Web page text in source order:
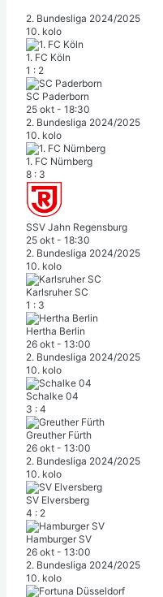
2. Bundesliga 2024/2025
10. kolo
1. FC Köln
1 : 2
SC Paderborn
25 okt - 18:30
2. Bundesliga 2024/2025
10. kolo
1. FC Nürnberg
8 : 3
SSV Jahn Regensburg
25 okt - 18:30
2. Bundesliga 2024/2025
10. kolo
Karlsruher SC
1 : 3
Hertha Berlin
26 okt - 13:00
2. Bundesliga 2024/2025
10. kolo
Schalke 04
3 : 4
Greuther Fürth
26 okt - 13:00
2. Bundesliga 2024/2025
10. kolo
SV Elversberg
4 : 2
Hamburger SV
26 okt - 13:00
2. Bundesliga 2024/2025
10. kolo